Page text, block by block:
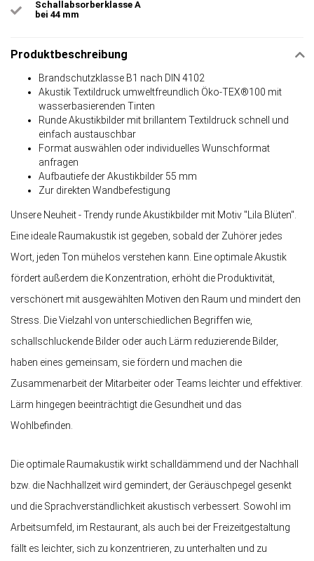
Schallabsorberklasse A
bei 44 mm
Produktbeschreibung
Brandschutzklasse B1 nach DIN 4102
Akustik Textildruck umweltfreundlich Öko-TEX®100 mit
wasserbasierenden Tinten
Runde Akustikbilder mit brillantem Textildruck schnell und
einfach austauschbar
Format auswählen oder individuelles Wunschformat
anfragen
Aufbautiefe der Akustikbilder 55 mm
Zur direkten Wandbefestigung
Unsere Neuheit - Trendy runde Akustikbilder mit Motiv "Lila Blüten".
Eine ideale Raumakustik ist gegeben, sobald der Zuhörer jedes
Wort, jeden Ton mühelos verstehen kann. Eine optimale Akustik
fördert außerdem die Konzentration, erhöht die Produktivität,
verschönert mit ausgewählten Motiven den Raum und mindert den
Stress. Die Vielzahl von unterschiedlichen Begriffen wie,
schallschluckende Bilder oder auch Lärm reduzierende Bilder,
haben eines gemeinsam, sie fördern und machen die
Zusammenarbeit der Mitarbeiter oder Teams leichter und effektiver.
Lärm hingegen beeinträchtigt die Gesundheit und das
Wohlbefinden.
Die optimale Raumakustik wirkt schalldämmend und der Nachhall
bzw. die Nachhallzeit wird gemindert, der Geräuschpegel gesenkt
und die Sprachverständlichkeit akustisch verbessert. Sowohl im
Arbeitsumfeld, im Restaurant, als auch bei der Freizeitgestaltung
fällt es leichter, sich zu konzentrieren, zu unterhalten und zu